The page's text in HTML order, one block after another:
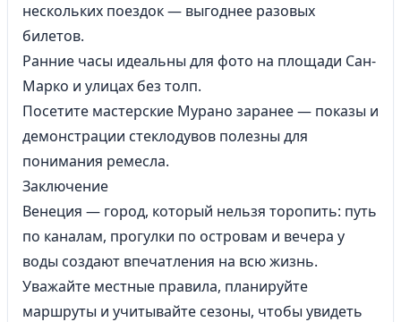
нескольких поездок — выгоднее разовых
билетов.
Ранние часы идеальны для фото на площади Сан-
Марко и улицах без толп.
Посетите мастерские Мурано заранее — показы и
демонстрации стеклодувов полезны для
понимания ремесла.
Заключение
Венеция — город, который нельзя торопить: путь
по каналам, прогулки по островам и вечера у
воды создают впечатления на всю жизнь.
Уважайте местные правила, планируйте
маршруты и учитывайте сезоны, чтобы увидеть